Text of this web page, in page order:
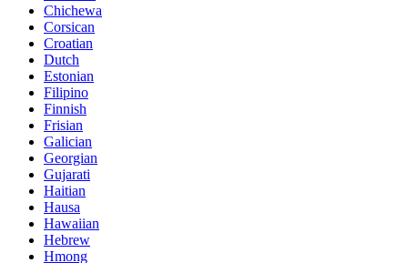
Chichewa
Corsican
Croatian
Dutch
Estonian
Filipino
Finnish
Frisian
Galician
Georgian
Gujarati
Haitian
Hausa
Hawaiian
Hebrew
Hmong